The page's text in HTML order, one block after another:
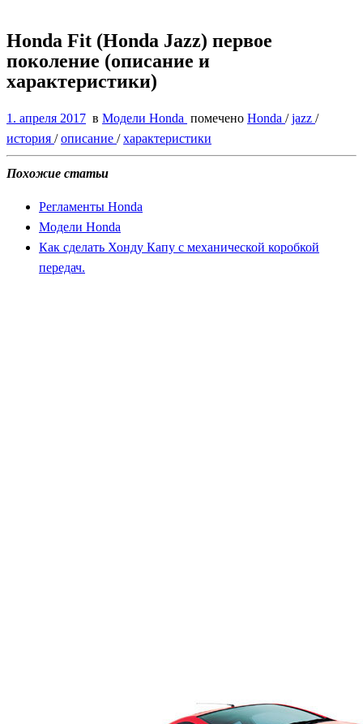
Honda Fit (Honda Jazz) первое
поколение (описание и
характеристики)
1. апреля 2017 в Модели Honda помечено Honda /jazz /
история /описание /характеристики
Похожие статьи
Регламенты Honda
Модели Honda
Как сделать Хонду Капу с механической коробкой
передач.